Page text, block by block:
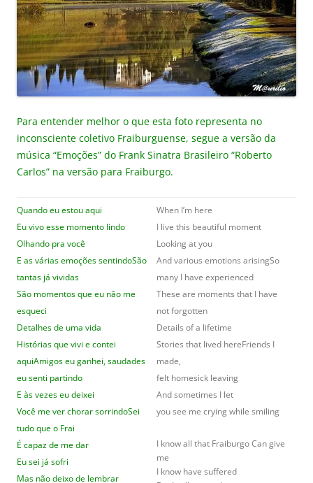
Para entender melhor o que esta foto representa no
inconsciente coletivo Fraiburguense, segue a versão da
música “Emoções” do Frank Sinatra Brasileiro “Roberto
Carlos” na versão para Fraiburgo.
Quando eu estou aqui
Eu vivo esse momento lindo
Olhando pra você
E as várias emoções sentindoSão
tantas já vividas
São momentos que eu não me
esqueci
Detalhes de uma vida
Histórias que vivi e contei
aquiAmigos eu ganhei, saudades
eu senti partindo
E às vezes eu deixei
Você me ver chorar sorrindoSei
tudo que o Frai
É capaz de me dar
Eu sei já sofri
Mas não deixo de lembrar
When I’m here
I live this beautiful moment
Looking at you
And various emotions arisingSo
many I have experienced
These are moments that I have
not forgotten
Details of a lifetime
Stories that lived hereFriends I
made,
felt homesick leaving
And sometimes I let
you see me crying while smiling
I know all that Fraiburgo Can give
me
I know have suffered